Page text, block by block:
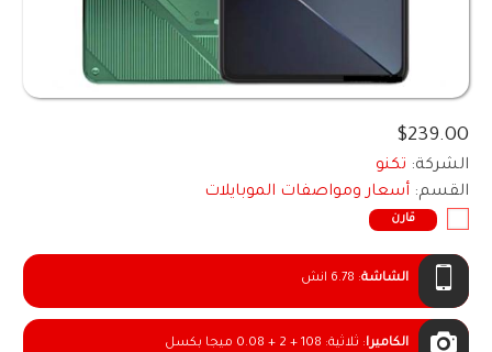
$239.00
الشركة: تكنو
القسم: أسعار ومواصفات الموبايلات
قارن
الشاشة: 6.78 انش
الكاميرا: ثلاثية: 108 + 2 + 0.08 ميجا بكسل